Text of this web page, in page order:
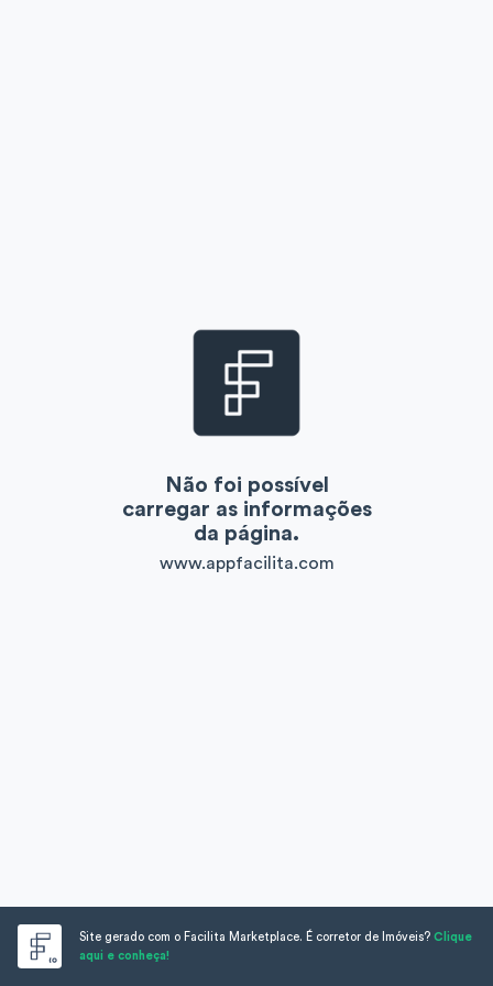
Não foi possível
carregar as informações
da página.
www.appfacilita.com
Site gerado com o Facilita Marketplace. É corretor de Imóveis? Clique
aqui e conheça!